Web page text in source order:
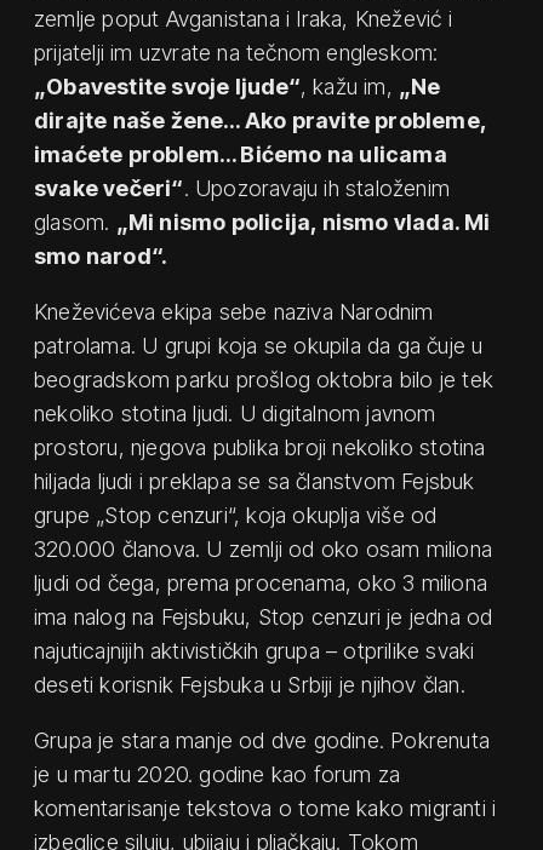
zemlje poput Avganistana i Iraka, Knežević i
prijatelji im uzvrate na tečnom engleskom:
„Obavestite svoje ljude“, kažu im, „Ne
dirajte naše žene… Ako pravite probleme,
imaćete problem… Bićemo na ulicama
svake večeri“. Upozoravaju ih staloženim
glasom. „Mi nismo policija, nismo vlada. Mi
smo narod“.
Kneževićeva ekipa sebe naziva Narodnim
patrolama. U grupi koja se okupila da ga čuje u
beogradskom parku prošlog oktobra bilo je tek
nekoliko stotina ljudi. U digitalnom javnom
prostoru, njegova publika broji nekoliko stotina
hiljada ljudi i preklapa se sa članstvom Fejsbuk
grupe „Stop cenzuri“, koja okuplja više od
320.000 članova. U zemlji od oko osam miliona
ljudi od čega, prema procenama, oko 3 miliona
ima nalog na Fejsbuku, Stop cenzuri je jedna od
najuticajnijih aktivističkih grupa – otprilike svaki
deseti korisnik Fejsbuka u Srbiji je njihov član.
Grupa je stara manje od dve godine. Pokrenuta
je u martu 2020. godine kao forum za
komentarisanje tekstova o tome kako migranti i
izbeglice siluju, ubijaju i pljačkaju. Tokom